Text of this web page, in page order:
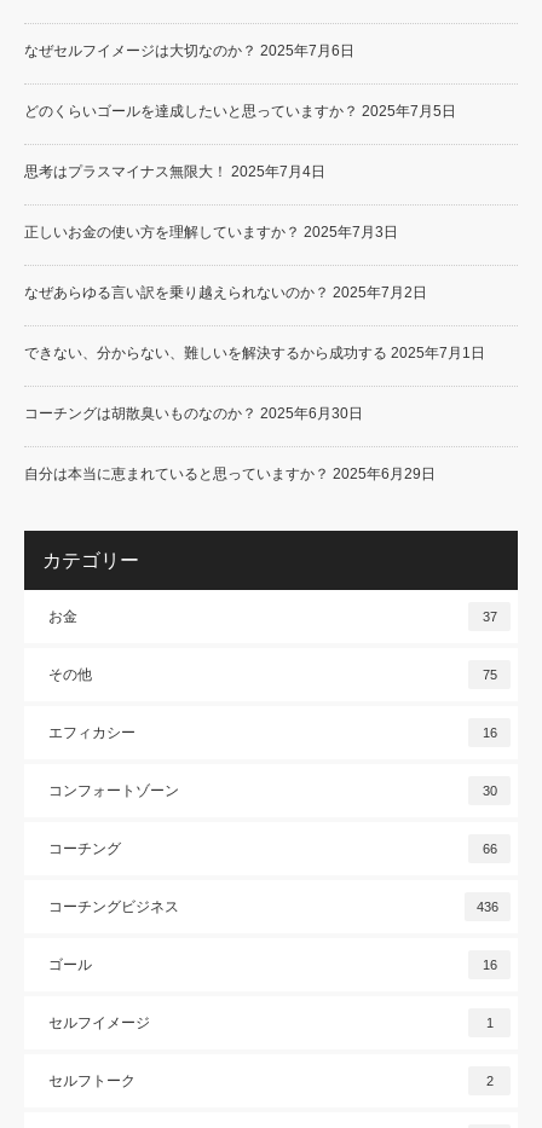
なぜセルフイメージは大切なのか？ 2025年7月6日
どのくらいゴールを達成したいと思っていますか？ 2025年7月5日
思考はプラスマイナス無限大！ 2025年7月4日
正しいお金の使い方を理解していますか？ 2025年7月3日
なぜあらゆる言い訳を乗り越えられないのか？ 2025年7月2日
できない、分からない、難しいを解決するから成功する 2025年7月1日
コーチングは胡散臭いものなのか？ 2025年6月30日
自分は本当に恵まれていると思っていますか？ 2025年6月29日
カテゴリー
お金 37
その他 75
エフィカシー 16
コンフォートゾーン 30
コーチング 66
コーチングビジネス 436
ゴール 16
セルフイメージ 1
セルフトーク 2